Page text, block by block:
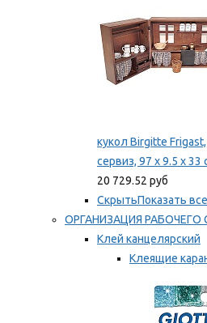
кукол Birgitte
сервиз, 97 x 9.5 x 33
20 729.52 руб
СкрытьПоказать все
ОРГАНИЗАЦИЯ РАБОЧЕГО
Клей канцелярский
Клеящие
Мы рекомендуем